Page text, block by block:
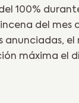
100%
del mes
anunciadas,
máxima el